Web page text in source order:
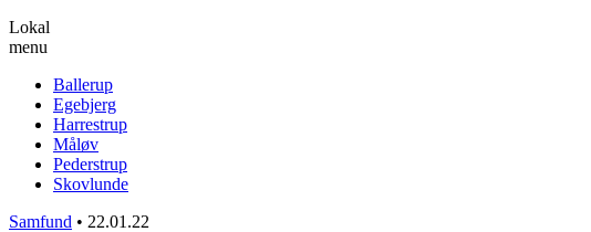
Lokal
menu
Ballerup
Egebjerg
Harrestrup
Måløv
Pederstrup
Skovlunde
Samfund • 22.01.22